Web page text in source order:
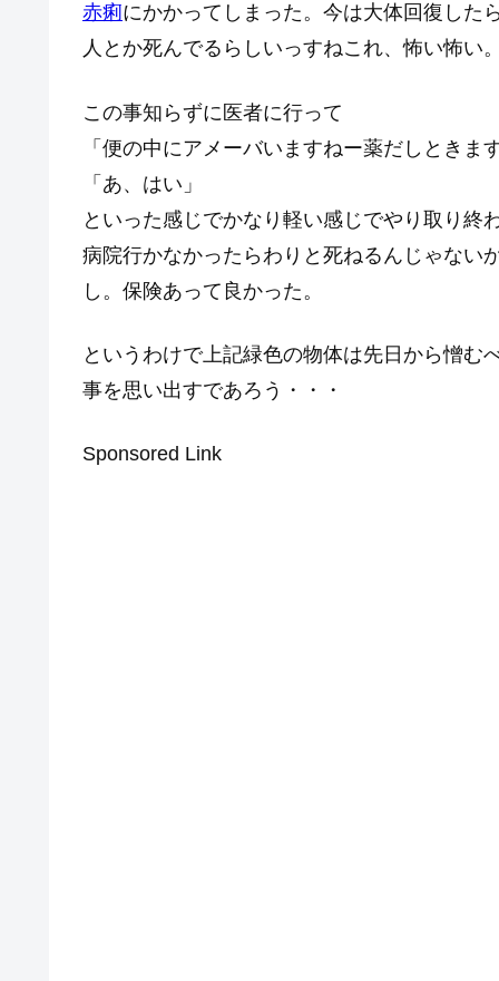
赤痢にかかってしまった。今は大体回復した
人とか死んでるらしいっすねこれ、怖い怖い。
この事知らずに医者に行って
「便の中にアメーバいますねー薬だしときま
「あ、はい」
といった感じでかなり軽い感じでやり取り終
病院行かなかったらわりと死ねるんじゃない
し。保険あって良かった。
というわけで上記緑色の物体は先日から憎む
事を思い出すであろう・・・
Sponsored Link